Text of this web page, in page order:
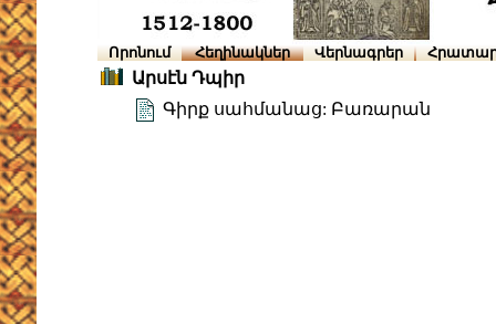
Որոնում Հեղինակներ Վերնագրեր
Արսէն Դպիր
Գիրք սահմանաց: Բառարան